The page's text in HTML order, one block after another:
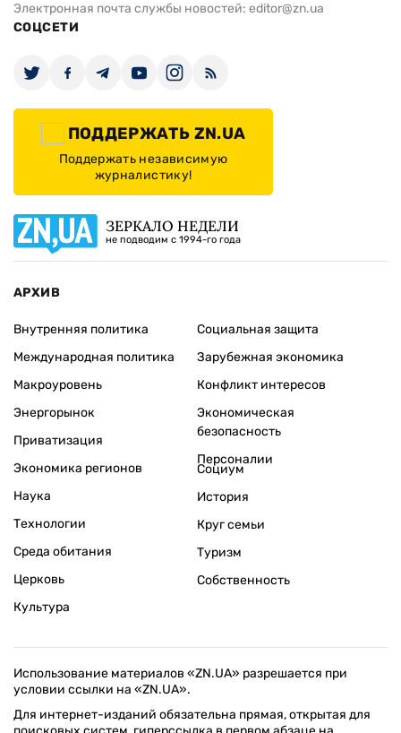
Электронная почта службы новостей: editor@zn.ua
СОЦСЕТИ
ПОДДЕРЖАТЬ ZN.UA
Поддержать независимую
журналистику!
ЗЕРКАЛО НЕДЕЛИ
не подводим с 1994-го года
АРХИВ
Внутренняя политика
Международная политика
Макроуровень
Энергорынок
Приватизация
Экономика регионов
Социальная защита
Зарубежная экономика
Конфликт интересов
Экономическая
безопасность
Персоналии
Наука
Технологии
Среда обитания
Церковь
Культура
Социум
История
Круг семьи
Туризм
Собственность
Использование материалов «ZN.UA» разрешается при
условии ссылки на «ZN.UA».
Для интернет-изданий обязательна прямая, открытая для